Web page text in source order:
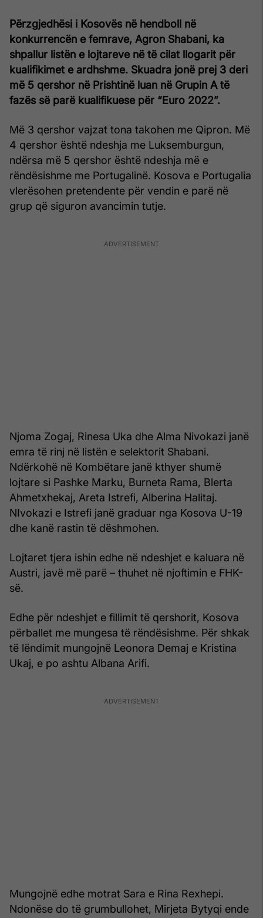
Përzgjedhësi i Kosovës në hendboll në
konkurrencën e femrave, Agron Shabani, ka
shpallur listën e lojtareve në të cilat llogarit për
kualifikimet e ardhshme. Skuadra jonë prej 3 deri
më 5 qershor në Prishtinë luan në Grupin A të
fazës së parë kualifikuese për “Euro 2022”.
Më 3 qershor vajzat tona takohen me Qipron. Më
4 qershor është ndeshja me Luksemburgun,
ndërsa më 5 qershor është ndeshja më e
rëndësishme me Portugalinë. Kosova e Portugalia
vlerësohen pretendente për vendin e parë në
grup që siguron avancimin tutje.
Njoma Zogaj, Rinesa Uka dhe Alma Nivokazi janë
emra të rinj në listën e selektorit Shabani.
Ndërkohë në Kombëtare janë kthyer shumë
lojtare si Pashke Marku, Burneta Rama, Blerta
Ahmetxhekaj, Areta Istrefi, Alberina Halitaj.
NIvokazi e Istrefi janë graduar nga Kosova U-19
dhe kanë rastin të dëshmohen.
Lojtaret tjera ishin edhe në ndeshjet e kaluara në
Austri, javë më parë – thuhet në njoftimin e FHK-
së.
Edhe për ndeshjet e fillimit të qershorit, Kosova
përballet me mungesa të rëndësishme. Për shkak
të lëndimit mungojnë Leonora Demaj e Kristina
Ukaj, e po ashtu Albana Arifi.
Mungojnë edhe motrat Sara e Rina Rexhepi.
Ndonëse do të grumbullohet, Mirjeta Bytyqi ende